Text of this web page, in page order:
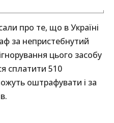
про те, що в Україні
за непристебнутий
цього засобу
сплатити 510
оштрафувати і за